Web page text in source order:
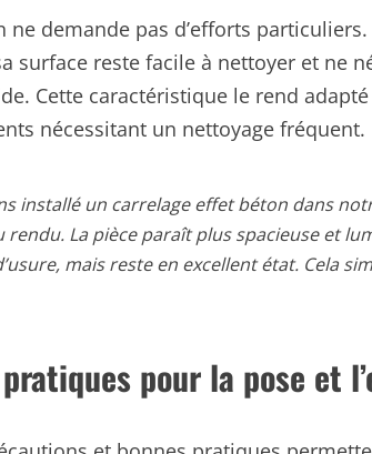
ne demande pas d’efforts
surface reste facile à nettoyer et ne
Cette caractéristique le rend
nécessitant un nettoyage fréquent.
installé un carrelage effet béton dans
rendu. La pièce paraît plus spacieuse et
mais reste en excellent état. Cela
pour la pose et